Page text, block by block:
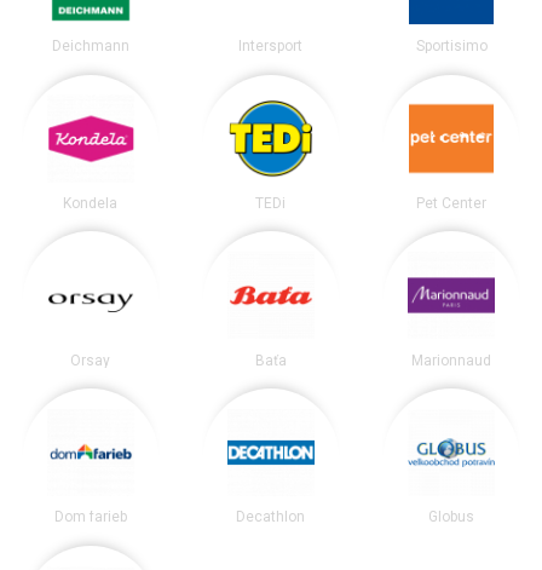
Deichmann Intersport Sportisimo
Kondela TEDi Pet Center
Orsay Baťa Marionnaud
Dom farieb Decathlon Globus